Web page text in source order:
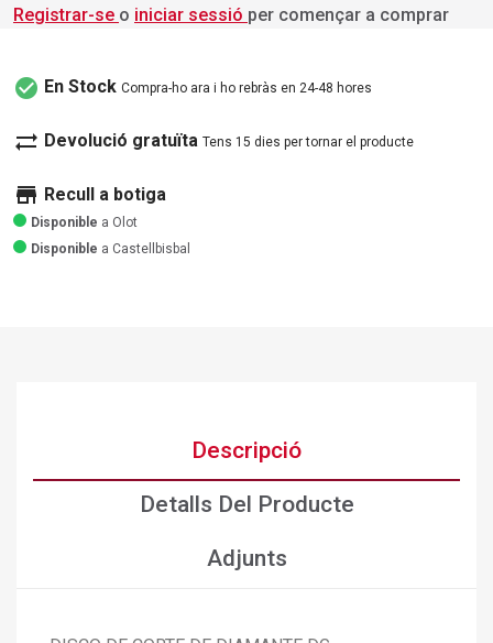
Registrar-se o iniciar sessió per començar a comprar
check_circle En Stock Compra-ho ara i ho rebràs en 24-48 hores
sync_alt Devolució gratuïta Tens 15 dies per tornar el producte
store Recull a botiga
Disponible a Olot
Disponible a Castellbisbal
Descripció
Detalls Del Producte
Adjunts